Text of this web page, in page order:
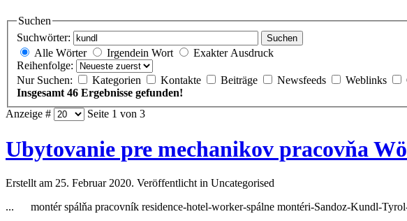
Suchen
Suchwörter:
Suchen
Alle Wörter Irgendein Wort
Exakter Ausdruck
Reihenfolge:
Nur Suchen:
Kategorien Kontakte Beiträge Newsfeeds Weblinks
Insgesamt 46 Ergebnisse gefunden!
Anzeige #
Seite 1 von 3
Ubytovanie pre mechanikov pracovňa
Erstellt am 25. Februar 2020. Veröffentlicht in Uncategorised
... montér spálňa pracovník residence-hotel-worker-spálne montéri-Sandoz-Kundl-